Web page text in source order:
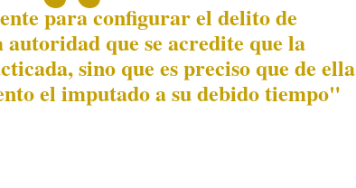
para configurar el delito de
autoridad que se acredite que la
sino que es preciso que de ella
el imputado a su debido tiempo"